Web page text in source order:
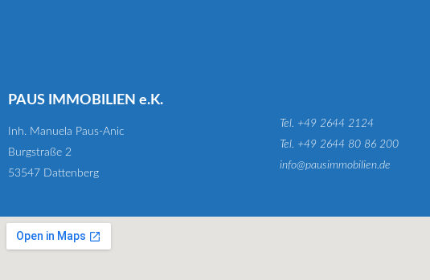
PAUS IMMOBILIEN e.K.
Inh. Manuela Paus-Anic
Burgstraße 2
53547 Dattenberg
Tel. +49 2644 2124
Tel. +49 2644 80 86 200
info@pausimmobilien.de